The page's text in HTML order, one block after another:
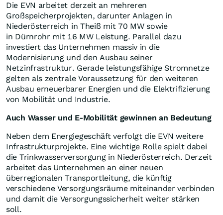
Die EVN arbeitet derzeit an mehreren
Großspeicherprojekten, darunter Anlagen in
Niederösterreich in Theiß mit 70 MW sowie
in Dürnrohr mit 16 MW Leistung. Parallel dazu
investiert das Unternehmen massiv in die
Modernisierung und den Ausbau seiner
Netzinfrastruktur. Gerade leistungsfähige Stromnetze
gelten als zentrale Voraussetzung für den weiteren
Ausbau erneuerbarer Energien und die Elektrifizierung
von Mobilität und Industrie.
Auch Wasser und E-Mobilität gewinnen an Bedeutung
Neben dem Energiegeschäft verfolgt die EVN weitere
Infrastrukturprojekte. Eine wichtige Rolle spielt dabei
die Trinkwasserversorgung in Niederösterreich. Derzeit
arbeitet das Unternehmen an einer neuen
überregionalen Transportleitung, die künftig
verschiedene Versorgungsräume miteinander verbinden
und damit die Versorgungssicherheit weiter stärken
soll.